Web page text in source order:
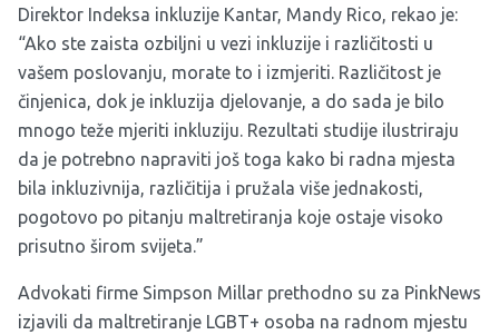
Direktor Indeksa inkluzije Kantar, Mandy Rico, rekao je:
“Ako ste zaista ozbiljni u vezi inkluzije i različitosti u
vašem poslovanju, morate to i izmjeriti. Različitost je
činjenica, dok je inkluzija djelovanje, a do sada je bilo
mnogo teže mjeriti inkluziju. Rezultati studije ilustriraju
da je potrebno napraviti još toga kako bi radna mjesta
bila inkluzivnija, različitija i pružala više jednakosti,
pogotovo po pitanju maltretiranja koje ostaje visoko
prisutno širom svijeta.”
Advokati firme Simpson Millar prethodno su za PinkNews
izjavili da maltretiranje LGBT+ osoba na radnom mjestu